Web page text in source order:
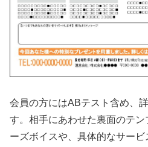
会員の方にはABテスト含め、
す。相手にあわせた裏面のテ
ーズボイスや、具体的なサー